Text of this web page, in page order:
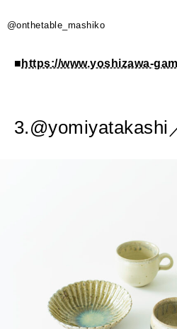
@onthetable_mashiko
■ https://www.yoshizawa-
3.@yomiyatakashi